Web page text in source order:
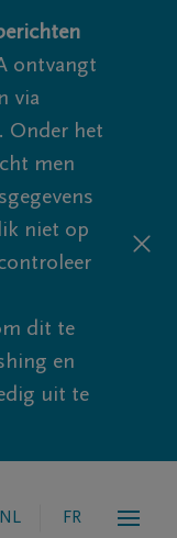
ontvangt
via
Onder het
men
niet op
dit te
en
uit te
NL FR